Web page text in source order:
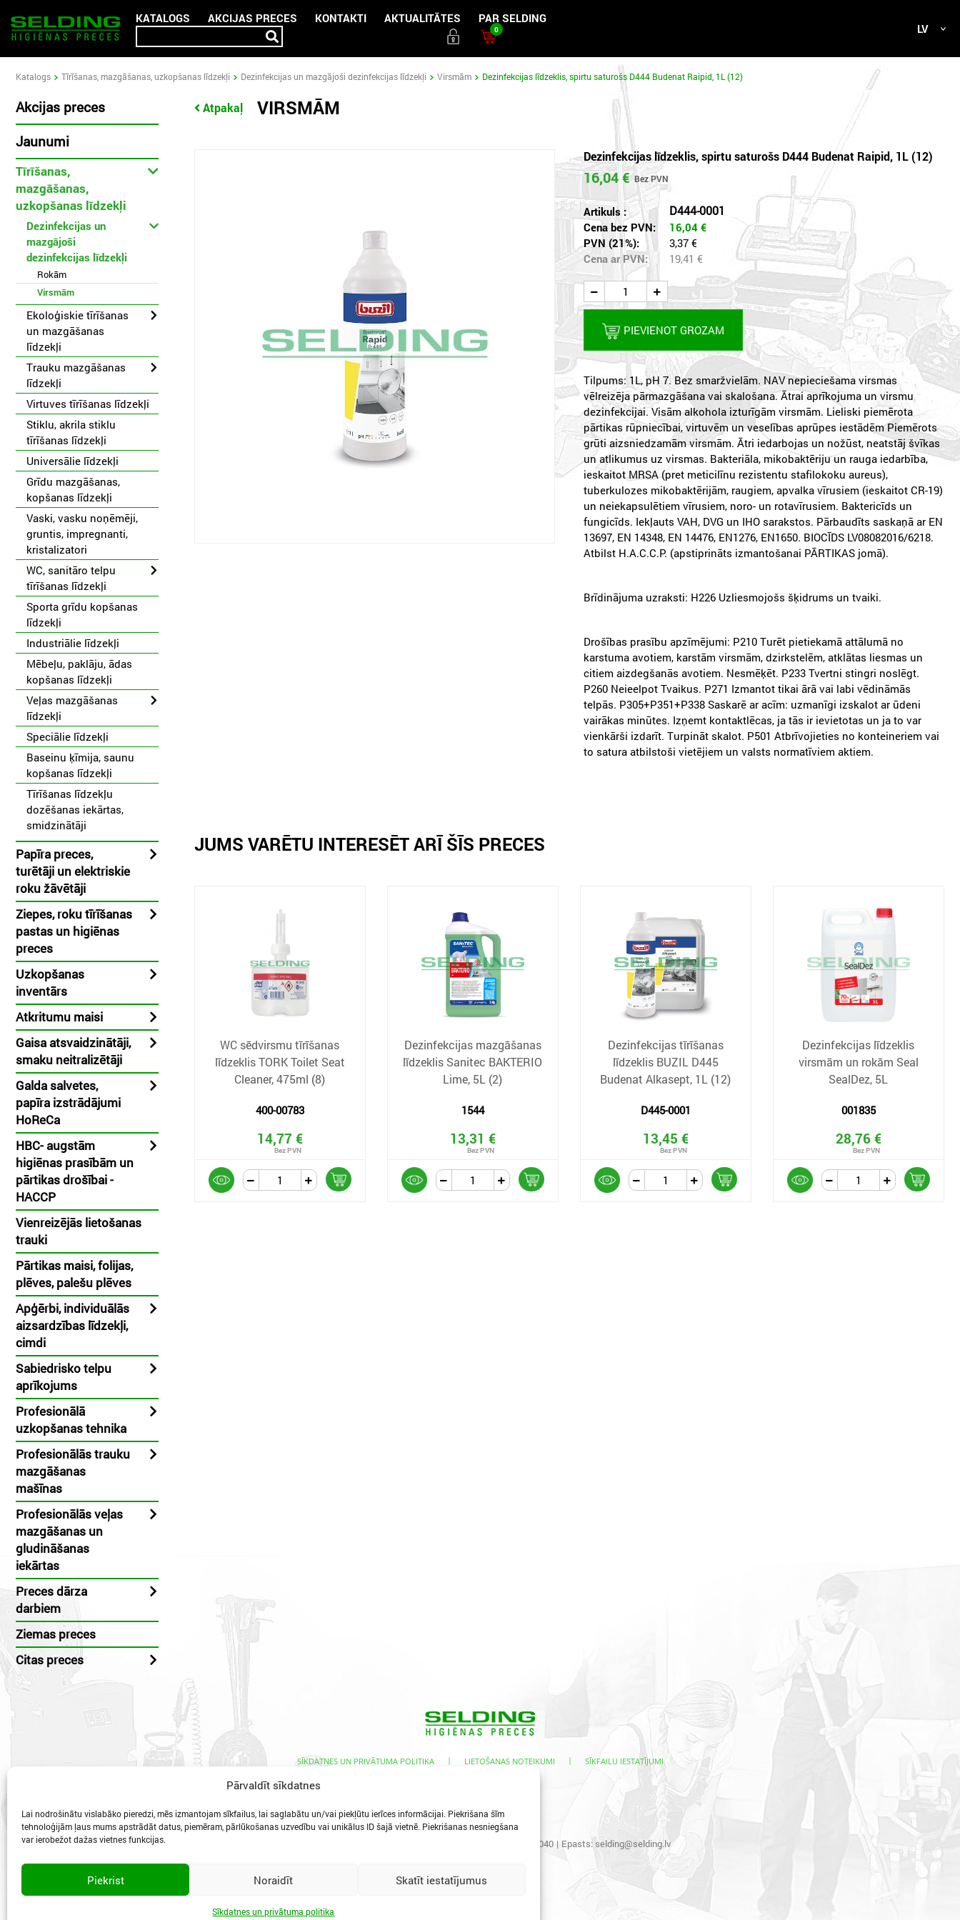
Pārvaldīt sīkdatnes
Lai nodrošinātu vislabāko pieredzi, mēs izmantojam sīkfailus, lai saglabātu un/vai piekļūtu ierīces informācijai. Piekrišana šīm
tehnoloģijām ļaus mums apstrādāt datus, piemēram, pārlūkošanas uzvedību vai unikālus ID šajā vietnē. Piekrišanas nesniegšana
var ierobežot dažas vietnes funkcijas.
Piekrist Noraidīt Skatīt iestatījumus
Sīkdatnes un privātuma politika
KATALOGS AKCIJAS PRECES KONTAKTI AKTUALITĀTES PAR SELDING
0 LV
Katalogs Tīrīšanas, mazgāšanas, uzkopšanas līdzekļi Dezinfekcijas un mazgājoši dezinfekcijas līdzekļi Virsmām Dezinfekcijas līdzeklis, spirtu saturošs D444 Budenat Raipid, 1L (12)
Akcijas preces
Jaunumi
Tīrīšanas,
mazgāšanas,
uzkopšanas līdzekļi
Dezinfekcijas un
mazgājoši
dezinfekcijas līdzekļi
Rokām
Virsmām
Ekoloģiskie tīrīšanas
un mazgāšanas
līdzekļi
Trauku mazgāšanas
līdzekļi
Virtuves tīrīšanas līdzekļi
Stiklu, akrila stiklu
tīrīšanas līdzekļi
Universālie līdzekļi
Grīdu mazgāšanas,
kopšanas līdzekļi
Vaski, vasku noņēmēji,
gruntis, impregnanti,
kristalizatori
WC, sanitāro telpu
tīrīšanas līdzekļi
Sporta grīdu kopšanas
līdzekļi
Industriālie līdzekļi
Mēbeļu, paklāju, ādas
kopšanas līdzekļi
Veļas mazgāšanas
līdzekļi
Speciālie līdzekļi
Baseinu ķīmija, saunu
kopšanas līdzekļi
Tīrīšanas līdzekļu
dozēšanas iekārtas,
smidzinātāji
Papīra preces,
turētāji un elektriskie
roku žāvētāji
Ziepes, roku tīrīšanas
pastas un higiēnas
preces
Uzkopšanas
inventārs
Atkritumu maisi
Gaisa atsvaidzinātāji,
smaku neitralizētāji
Galda salvetes,
papīra izstrādājumi
HoReCa
HBC- augstām
higiēnas prasībām un
pārtikas drošībai -
HACCP
Vienreizējās lietošanas
trauki
Pārtikas maisi, folijas,
plēves, palešu plēves
Apģērbi, individuālās
aizsardzības līdzekļi,
cimdi
Sabiedrisko telpu
aprīkojums
Profesionālā
uzkopšanas tehnika
Profesionālās trauku
mazgāšanas
mašīnas
Profesionālās veļas
mazgāšanas un
gludināšanas
iekārtas
Preces dārza
darbiem
Ziemas preces
Citas preces
Atpakaļ VIRSMĀM
Dezinfekcijas līdzeklis, spirtu saturošs D444 Budenat Raipid, 1L (12)
16,04 €
Artikuls : D444-0001
Cena bez PVN: 16,04 €
PVN (21%):
3,37 €
Cena ar PVN:
19,41 €
PIEVIENOT GROZAM
Tilpums: 1L, pH 7. Bez smaržvielām. NAV nepieciešama virsmas
vēlreizēja pārmazgāšana vai skalošana. Ātrai aprīkojuma un virsmu
dezinfekcijai. Visām alkohola izturīgām virsmām. Lieliski piemērota
pārtikas rūpniecībai, virtuvēm un veselības aprūpes iestādēm Piemērots
grūti aizsniedzamām virsmām. Ātri iedarbojas un nožūst, neatstāj švīkas
un atlikumus uz virsmas. Bakteriāla, mikobaktēriju un rauga iedarbība,
ieskaitot MRSA (pret meticilīnu rezistentu stafilokoku aureus),
tuberkulozes mikobaktērijām, raugiem, apvalka vīrusiem (ieskaitot CR-19)
un neiekapsulētiem vīrusiem, noro- un rotavīrusiem. Baktericīds un
fungicīds. Iekļauts VAH, DVG un IHO sarakstos. Pārbaudīts saskaņā ar EN
13697, EN 14348, EN 14476, EN1276, EN1650. BIOCĪDS LV08082016/6218.
Atbilst H.A.C.C.P. (apstiprināts izmantošanai PĀRTIKAS jomā).
Brīdinājuma uzraksti: H226 Uzliesmojošs šķidrums un tvaiki.
Drošības prasību apzīmējumi: P210 Turēt pietiekamā attālumā no
karstuma avotiem, karstām virsmām, dzirkstelēm, atklātas liesmas un
citiem aizdegšanās avotiem. Nesmēķēt. P233 Tvertni stingri noslēgt.
P260 Neieelpot Tvaikus. P271 Izmantot tikai ārā vai labi vēdināmās
telpās. P305+P351+P338 Saskarē ar acīm: uzmanīgi izskalot ar ūdeni
vairākas minūtes. Izņemt kontaktlēcas, ja tās ir ievietotas un ja to var
vienkārši izdarīt. Turpināt skalot. P501 Atbrīvojieties no konteineriem vai
to satura atbilstoši vietējiem un valsts normatīviem aktiem.
JUMS VARĒTU INTERESĒT ARĪ ŠĪS PRECES
WC sēdvirsmu tīrīšanas
līdzeklis TORK Toilet Seat
Cleaner, 475ml (8)
400-00783
14,77 €
Dezinfekcijas mazgāšanas
līdzeklis Sanitec BAKTERIO
Lime, 5L (2)
1544
13,31 €
Dezinfekcijas tīrīšanas
līdzeklis BUZIL D445
Budenat Alkasept, 1L (12)
D445-0001
13,45 €
Dezinfekcijas līdzeklis
virsmām un rokām Seal
SealDez, 5L
001835
28,76 €
SĪKDATNES UN PRIVĀTUMA POLITIKA | LIETOŠANAS NOTEIKUMI | SĪKFAILU IESTATĪJUMI
29400040 | Epasts: selding@selding.lv